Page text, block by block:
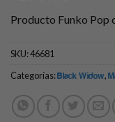
Producto Funko Pop
SKU:46681
Categorías:Black Widow,